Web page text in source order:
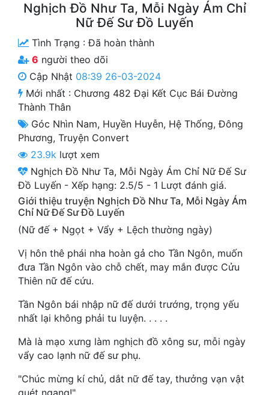
Cạnh Kỹ
Cổ Tiên Hiệp
Cổ Đại
Du Hí
Dã Sử
Dị Giới
Dị Năng
Góc Nhìn Nữ
Huyền Nghi
Huyền Ảo
Hệ Thống
Nghịch Đồ Như Ta, Mỗi Ngày Ám Chỉ
Nữ Đế Sư Đồ Luyến
Tình Trạng :Đã hoàn thành
6 người theo dõi
Cập Nhật 08:39 26-03-2024
Mới nhất : Chương 482 Đại Kết Cục Bái Đường
Thành Thân
Góc Nhìn Nam, Huyền Huyễn, Hệ Thống,Đông
Phương, Truyện Convert
23.9k lượt xem
Nghịch Đồ Như Ta, Mỗi Ngày Ám Chỉ Nữ Đế Sư
Đồ Luyến - Xếp hạng: 2.5/5 - 1 Lượt đánh giá.
Giới thiệu truyện Nghịch Đồ Như Ta, Mỗi Ngày Ám
Chỉ Nữ Đế Sư Đồ Luyến
(Nữ đế + Ngọt + Vẩy + Lệch thường ngày)
Vị hôn thê phái nha hoàn gả cho Tần Ngôn, muốn
đưa Tần Ngôn vào chỗ chết, may mắn được Cửu
Thiên nữ đế cứu.
Tần Ngôn bái nhập nữ đế dưới trướng, trọng yếu
nhất lại không phải tu luyện. . . . .
Mà là mạo xưng làm nghịch đồ xông sư, mỗi ngày
vẩy cao lạnh nữ đế sư phụ.
"Chúc mừng kí chủ, dắt nữ đế tay, thưởng vạn vật